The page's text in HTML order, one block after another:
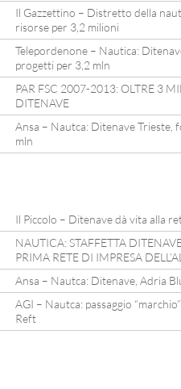
Il Gazzettino – Distretto della
risorse per 3,2 milioni
Telepordenone – Nautica:
progetti per 3,2 mln
PAR FSC 2007-2013: OLTRE 3
DITENAVE
Ansa – Nautca: Ditenave Trieste,
mln
Il Piccolo – Ditenave dà vita alla
NAUTICA: STAFFETTA
PRIMA RETE DI IMPRESA
Ansa – Nautca: Ditenave, Adria
AGI – Nautca: passaggio
Reft